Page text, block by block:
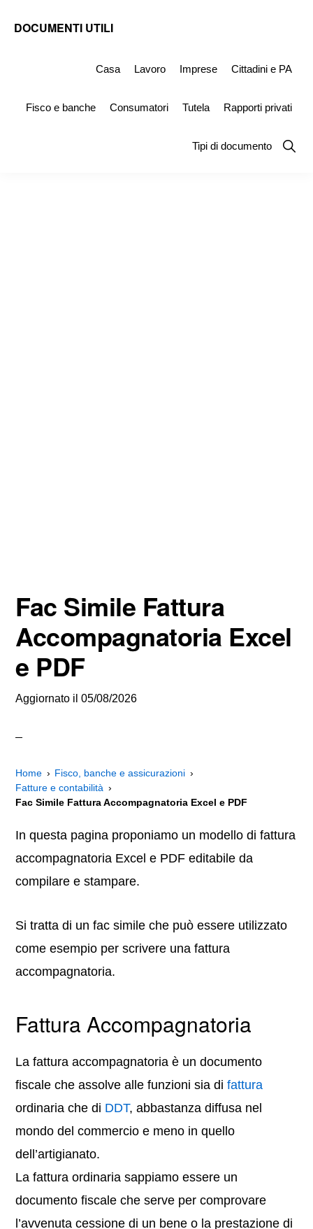
DOCUMENTI UTILI
Simile
Casa Lavoro Imprese Cittadini e PA
Fisco e banche Consumatori Tutela Rapporti privati
Tipi di documento
Show
Fac Simile Fattura
Accompagnatoria Excel
e PDF
Aggiornato il05/08/2026
Home
Fisco, banche e assicurazioni
Fatture e contabilità
Fac Simile Fattura Accompagnatoria Excel e PDF
In questa pagina proponiamo un modello di fattura
accompagnatoria Excel e PDF editabile da
compilare e stampare.
Si tratta di un fac simile che può essere utilizzato
come esempio per scrivere una fattura
accompagnatoria.
Fattura Accompagnatoria
La fattura accompagnatoria è un documento
fiscale che assolve alle funzioni sia difattura
ordinaria che di DDT, abbastanza diffusa nel
mondo del commercio e meno in quello
dell’artigianato.
La fattura ordinaria sappiamo essere un
documento fiscale che serve per comprovare
l’avvenuta cessione di un bene o la prestazione di